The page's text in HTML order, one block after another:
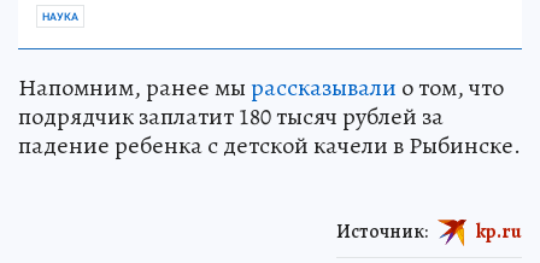
НАУКА
Напомним, ранее мырассказывали о том, что
подрядчик заплатит 180 тысяч рублей за
падение ребенка с детской качели в Рыбинске.
Источник: kp.ru